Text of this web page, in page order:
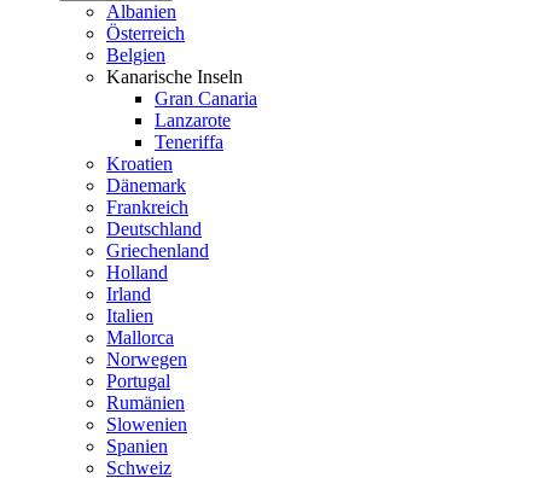
Albanien
Österreich
Belgien
Kanarische Inseln
Gran Canaria
Lanzarote
Teneriffa
Kroatien
Dänemark
Frankreich
Deutschland
Griechenland
Holland
Irland
Italien
Mallorca
Norwegen
Portugal
Rumänien
Slowenien
Spanien
Schweiz